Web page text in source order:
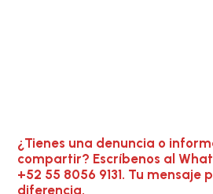
¿Tienes una denuncia o
compartir? Escríbenos al
+52 55 8056 9131. Tu mensaje
diferencia.